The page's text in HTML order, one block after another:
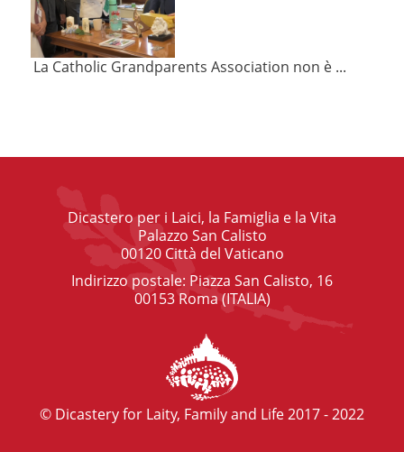
La Catholic Grandparents Association non è ...
Dicastero per i Laici, la Famiglia e la Vita
Palazzo San Calisto
00120 Città del Vaticano
Indirizzo postale: Piazza San Calisto, 16
00153 Roma (ITALIA)
© Dicastery for Laity, Family and Life 2017 - 2022